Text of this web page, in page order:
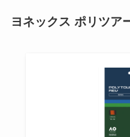
ヨネックス ポリツア